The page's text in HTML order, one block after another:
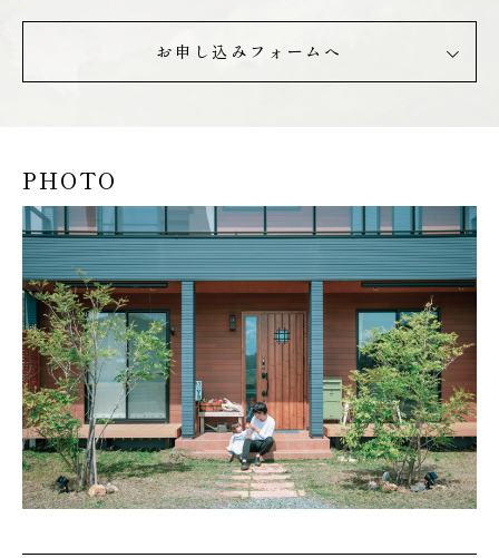
お申し込みフォームへ
PHOTO